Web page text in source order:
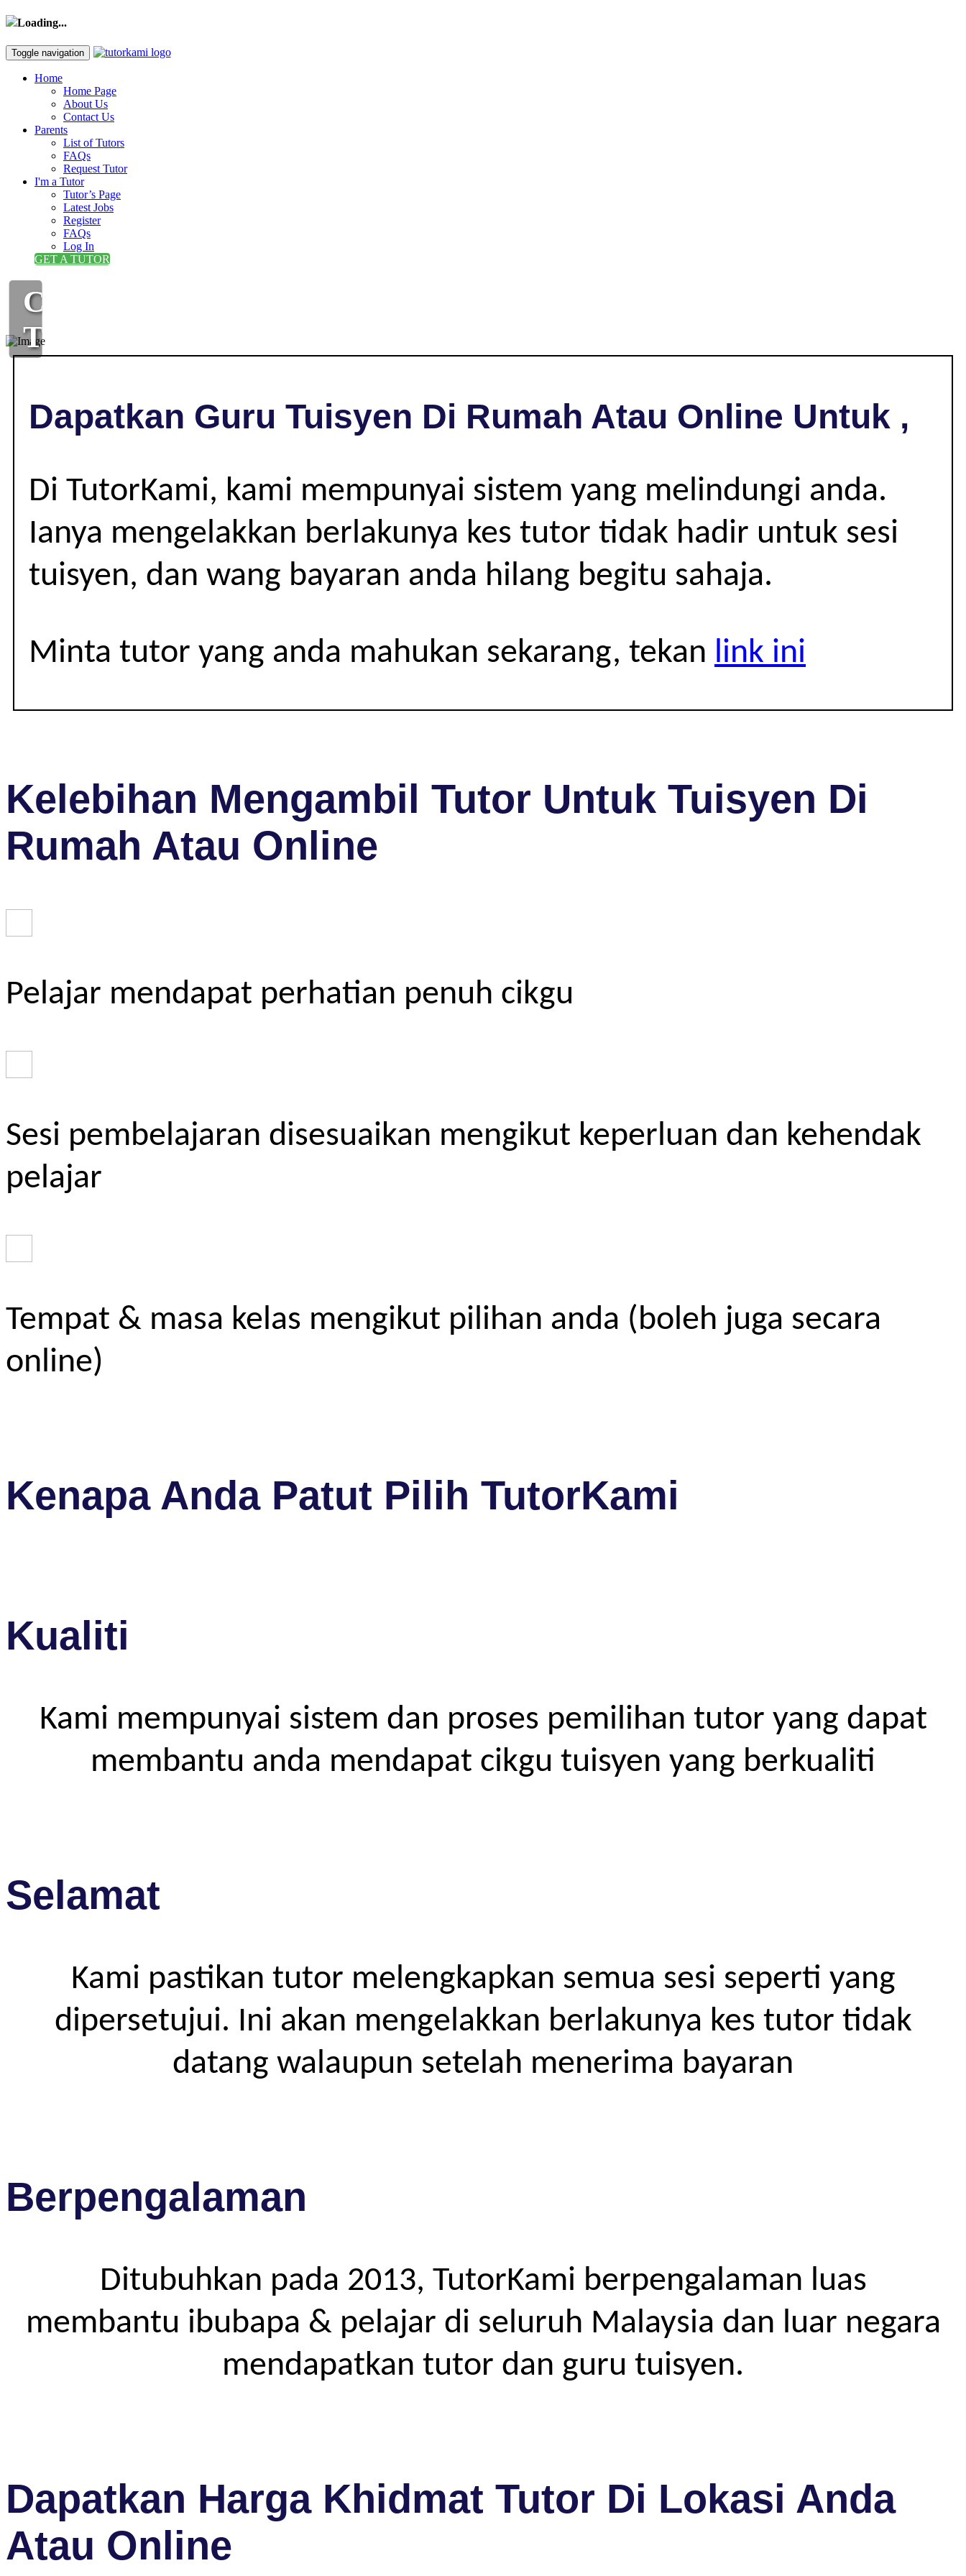
Loading...
Toggle navigation
Home
Home Page
About Us
Contact Us
Parents
List of Tutors
FAQs
Request Tutor
I'm a Tutor
Tutor’s Page
Latest Jobs
Register
FAQs
Log In
GET A TUTOR
CIKGU
TUISYEN
,Dapatkan Guru Tuisyen Di Rumah Atau Online Untuk ,
Di TutorKami, kami mempunyai sistem yang melindungi anda.
Ianya mengelakkan berlakunya kes tutor tidak hadir untuk sesi
tuisyen, dan wang bayaran anda hilang begitu sahaja.
Minta tutor yang anda mahukan sekarang, tekan link ini
Kelebihan Mengambil Tutor Untuk Tuisyen Di
Rumah Atau Online
Pelajar mendapat perhatian penuh cikgu
Sesi pembelajaran disesuaikan mengikut keperluan dan kehendak
pelajar
Tempat & masa kelas mengikut pilihan anda (boleh juga secara
online)
Kenapa Anda Patut Pilih TutorKami
Kualiti
Kami mempunyai sistem dan proses pemilihan tutor yang dapat
membantu anda mendapat cikgu tuisyen yang berkualiti
Selamat
Kami pastikan tutor melengkapkan semua sesi seperti yang
dipersetujui. Ini akan mengelakkan berlakunya kes tutor tidak
datang walaupun setelah menerima bayaran
Berpengalaman
Ditubuhkan pada 2013, TutorKami berpengalaman luas
membantu ibubapa & pelajar di seluruh Malaysia dan luar negara
mendapatkan tutor dan guru tuisyen.
Dapatkan Harga Khidmat Tutor Di Lokasi Anda
Atau Online